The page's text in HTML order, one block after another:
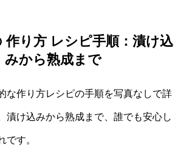
作り方 レシピ手順：漬け込
みから熟成まで
な作り方レシピの手順を写真なしで詳
漬け込みから熟成まで、誰でも安心し
です。